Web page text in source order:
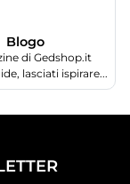
Blogo
di Gedshop.it
lasciati ispirare...